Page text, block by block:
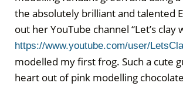
the absolutely brilliant and talented
out her YouTube channel “Let’s clay
https://www.youtube.com/user/
modelled my first frog. Such a cute
heart out of pink modelling